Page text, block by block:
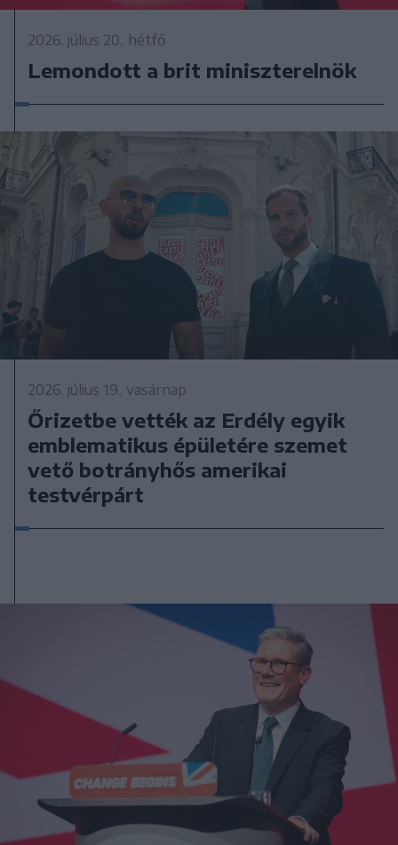
2026. július 20., hétfő
Lemondott a brit miniszterelnök
2026. július 19., vasárnap
Őrizetbe vették az Erdély egyik
emblematikus épületére szemet
vető botrányhős amerikai
testvérpárt